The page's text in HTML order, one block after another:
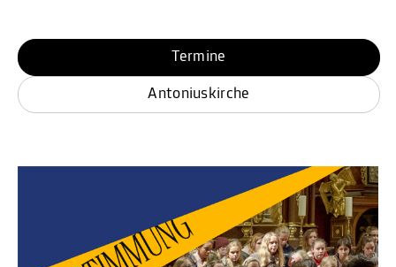
Termine
Antoniuskirche